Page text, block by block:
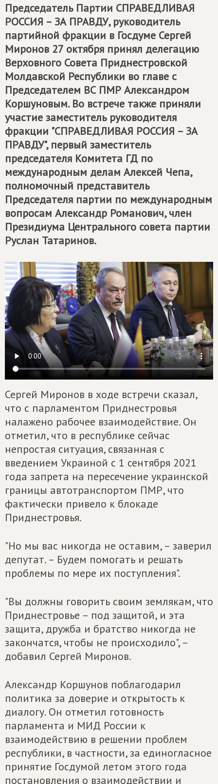
Председатель Партии СПРАВЕДЛИВАЯ
РОССИЯ – ЗА ПРАВДУ, руководитель
партийной фракции в Госдуме Сергей
Миронов 27 октября принял делегацию
Верховного Совета Приднестровской
Молдавской Республики во главе с
Председателем ВС ПМР Александром
Коршуновым. Во встрече также приняли
участие заместитель руководителя
фракции "СПРАВЕДЛИВАЯ РОССИЯ – ЗА
ПРАВДУ", первый заместитель
председателя Комитета ГД по
международным делам Алексей Чепа,
полномочный представитель
Председателя партии по международным
вопросам Александр Романович, член
Президиума Центрального совета партии
Руслан Татаринов.
Сергей Миронов в ходе встречи сказал,
что с парламентом Приднестровья
налажено рабочее взаимодействие. Он
отметил, что в республике сейчас
непростая ситуация, связанная с
введением Украиной с 1 сентября 2021
года запрета на пересечение украинской
границы автотранспортом ПМР, что
фактически привело к блокаде
Приднестровья.
"Но мы вас никогда не оставим, – заверил
депутат. – Будем помогать и решать
проблемы по мере их поступления".
"Вы должны говорить своим землякам, что
Приднестровье – под защитой, и эта
защита, дружба и братство никогда не
закончатся, чтобы не происходило", –
добавил Сергей Миронов.
Александр Коршунов поблагодарил
политика за доверие и открытость к
диалогу. Он отметил готовность
парламента и МИД России к
взаимодействию в решении проблем
республики, в частности, за единогласное
принятие Госдумой летом этого года
постановления о взаимодействии и